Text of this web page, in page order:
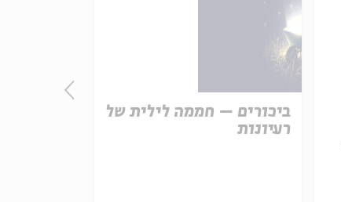
ביכורים – חממה לילית של
רעיונות